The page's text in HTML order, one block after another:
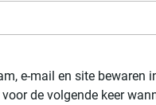
e-mail en site bewaren
de volgende keer